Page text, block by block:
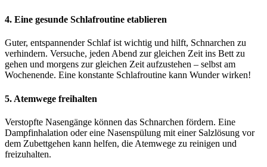
4. Eine gesunde Schlafroutine etablieren
Guter, entspannender Schlaf ist wichtig und hilft, Schnarchen zu
verhindern. Versuche, jeden Abend zur gleichen Zeit ins Bett zu
gehen und morgens zur gleichen Zeit aufzustehen – selbst am
Wochenende. Eine konstante Schlafroutine kann Wunder wirken!
5. Atemwege freihalten
Verstopfte Nasengänge können das Schnarchen fördern. Eine
Dampfinhalation oder eine Nasenspülung mit einer Salzlösung vor
dem Zubettgehen kann helfen, die Atemwege zu reinigen und
freizuhalten.